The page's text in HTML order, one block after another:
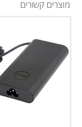
מוצרים קשורים